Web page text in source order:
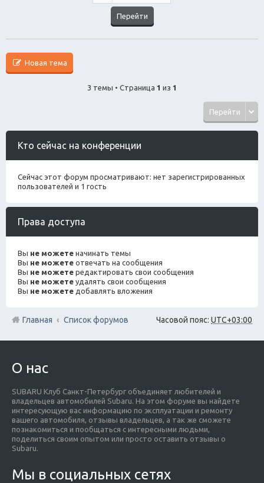
Новая тема
3 темы • Страница 1 из 1
Перейти
Кто сейчас на конференции
Сейчас этот форум просматривают: нет зарегистрированных
пользователей и 1 гость
Права доступа
Вы не можете начинать темы
Вы не можете отвечать на сообщения
Вы не можете редактировать свои сообщения
Вы не можете удалять свои сообщения
Вы не можете добавлять вложения
Часовой пояс: UTC+03:00
Главная Список форумов
О нас
SUBARU Клуб Санкт-Петербург объединяет любителей и
владельцев автомобилей Subaru. На этом форуме вы найдете
интересующую вас информацию по эксплуатации и ремонту
вашего автомобиля, отзывы владельцев, а так же сможете
познакомиться и пообщаться с интересными людьми,
поделиться своим опытом или просто оставить отзывы о
Subaru.
Мы в социальных сетях